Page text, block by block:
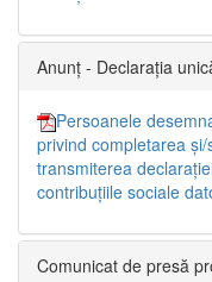
Anunț - Declarația
Persoanele
privind completarea
transmiterea
contribuțiile sociale
Comunicat de presă